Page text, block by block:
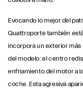
Evocando lo mejor del
Quattroporte también
incorpora un exterior
del modelo: el centro
enfriamiento del motor a
coche. Esta agresiva